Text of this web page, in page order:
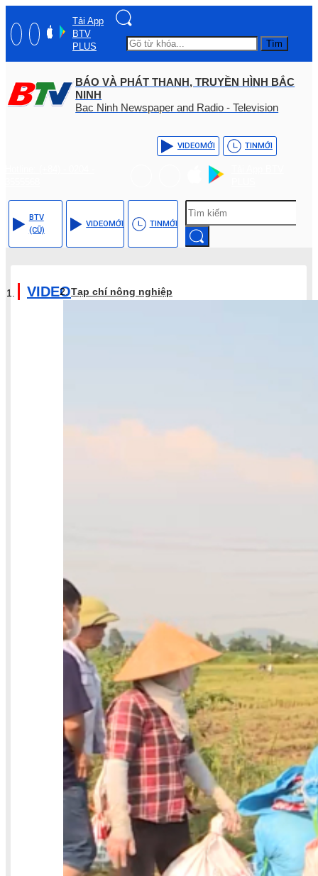
Tải App
BTV
PLUS
Tìm
BÁO VÀ PHÁT THANH, TRUYỀN HÌNH BẮC
NINH
Bac Ninh Newspaper and Radio - Television
VIDEOMỚI TINMỚI
BTV
(CŨ)
VIDEOMỚI TINMỚI
VIDEOTạp chí nông nghiệp